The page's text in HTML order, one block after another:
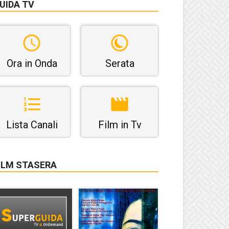
TV
Ora in Onda Serata
Lista Canali Film in Tv
STASERA